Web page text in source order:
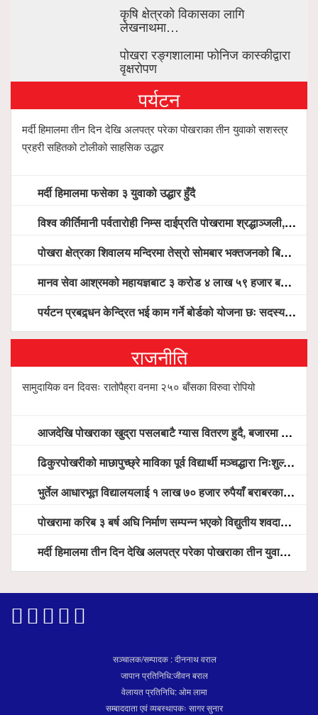
कृषि क्षेत्रको विकासका लागि
लेखनाथमा…
पोखरा रङ्गशालामा फोनिज कास्कीद्वारा
वृक्षरोपण
पर्यटन
मर्दी हिमालमा तीन दिन देखि अलपत्र परेका पोखराका तीन युवाको सशस्त्र
प्रहरी सहितको टोलीको साहसिक उद्धार
मर्दी हिमालमा फसेका ३ युवाको उद्धार हुँदै
विश्व कीर्तिमानी पर्वतारोही निम्स दाईप्रति पोखरामा श्रद्धाञ्जली, दीप प्रज्वलन गर्दै योगदानको प्रशंसा (भिडियो सहित)
पोखरा क्षेत्रका शिवालय मन्दिरमा तेस्रो सोमबार भक्तजनको बिहानैदेखि घुइँचो
मानव सेवा आश्रमको महायज्ञबाट ३ करोड ४ लाख ५९ हजार बचत, १ करोड ४४ लाख उठ्न बाँकी, विना संचार माध्यम तर प्रचार प्रसारमै भयो १९ लाख खर्च !
पर्यटन प्रबद्र्धन केन्द्रित भई काम गर्ने बोर्डको योजना छः सदस्य पोखरेल, चलिय पोखरालाई थप प्रभावकारी बनाउन होटल संघको माग
राजनीति
सामुदायिक वन दिवसः रातोपैह्रा वनमा २५० बाँसका विरुवा रोपियो
आजदेखि पोखराका खुद्रा पसलबाटै ग्यास वितरण हुदै, बजारमा ७ हजार भन्दा बढी सिलिण्डर आउने तयारी
ढिकुरपोखरीको माछापुच्छ्रे माविका पूर्व विद्यार्थी मञ्चद्धारा निःशुल्क आँखा शिविर सञ्चालन, ५ सय जना लाभान्वित
भुर्तेल आधारभूत विद्यालयलाई १ लाख ७० हजार रुपैयाँ बराबरका शैक्षिक सामग्री हस्तान्तरण
पोखरामा करिब ३ बर्ष अघि निर्माण सम्पन्न भएको विद्युतीय शवदाह गृह अझै संचालनमा आउन सकेन, तत्काल संचालन गर्न स्थानियको माग
मर्दी हिमालमा तीन दिन देखि अलपत्र परेका पोखराका तीन युवाको सशस्त्र प्रहरी सहितको टोलीको साहसिक उद्धार
सञ्चालक/सम्पादक : दीननाथ वराल
जापान प्रतिनिधि:जीवन बराल
वेलायत प्रतिनिधि: ओम लामा
सम्बाददाता एवं व्यबस्थापकः सागर सुनार